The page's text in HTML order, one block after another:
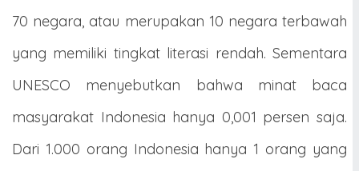
70 negara, atau merupakan 10 negara terbawah
yang memiliki tingkat literasi rendah. Sementara
UNESCO menyebutkan bahwa minat baca
masyarakat Indonesia hanya 0,001 persen saja.
Dari 1.000 orang Indonesia hanya 1 orang yang